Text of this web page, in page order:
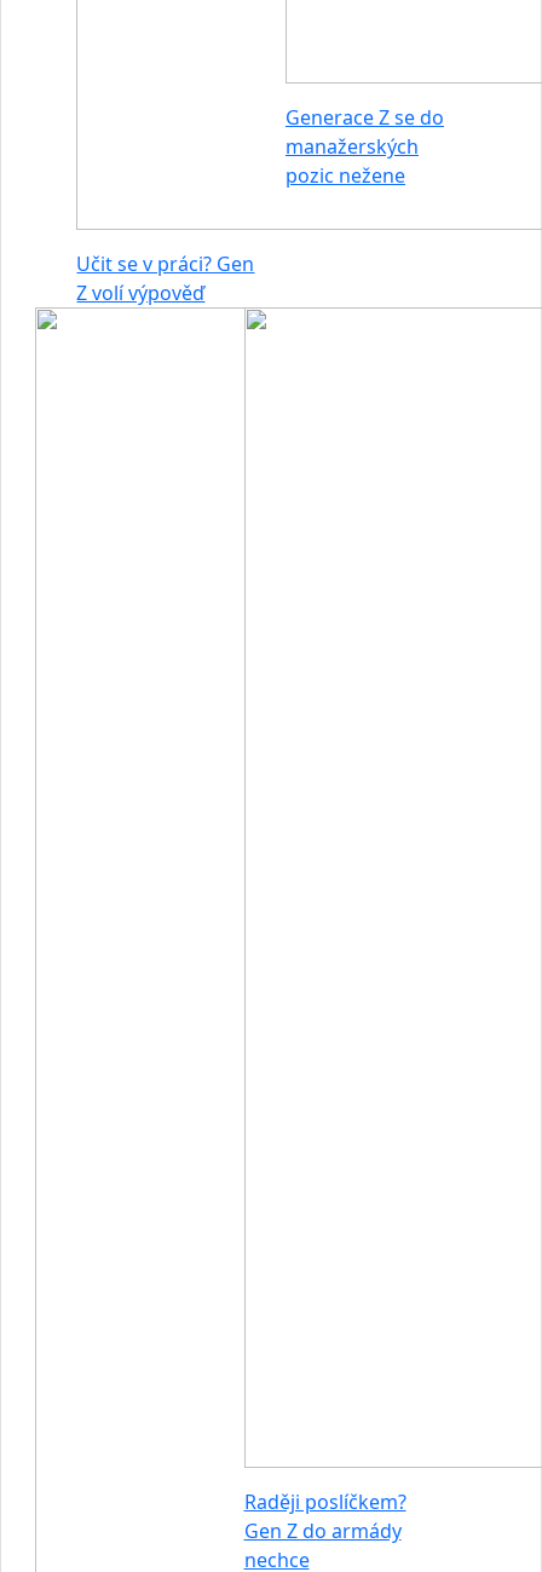
Učit se v práci? Gen
Z volí výpověď
Generace Z se do
manažerských
pozic nežene
Raději poslíčkem?
Gen Z do armády
nechce